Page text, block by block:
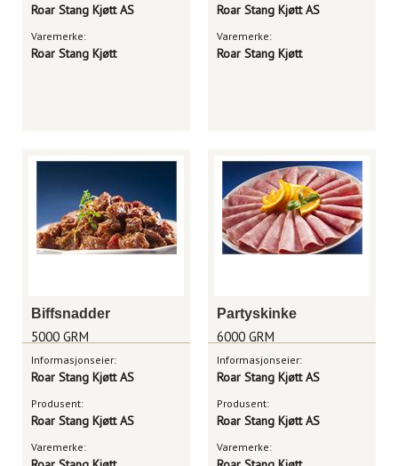
Roar Stang Kjøtt AS
Varemerke:
Roar Stang Kjøtt
Roar Stang Kjøtt AS
Varemerke:
Roar Stang Kjøtt
Biffsnadder
5000 GRM
Informasjonseier:
Roar Stang Kjøtt AS
Produsent:
Roar Stang Kjøtt AS
Varemerke:
Partyskinke
6000 GRM
Informasjonseier:
Roar Stang Kjøtt AS
Produsent:
Roar Stang Kjøtt AS
Varemerke: